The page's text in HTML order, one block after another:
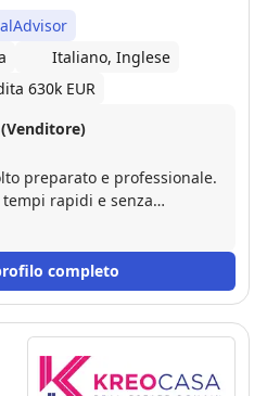
Italiano, Inglese
630k EUR
preparato e professionale.
rapidi e senza
consigliato.
completo